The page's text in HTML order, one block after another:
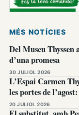
MÉS NOTÍCIES
Del Museu
d’una promesa
30 JULIOL 2026
L’Espai Carmen
les portes de
20 JULIOL 2026